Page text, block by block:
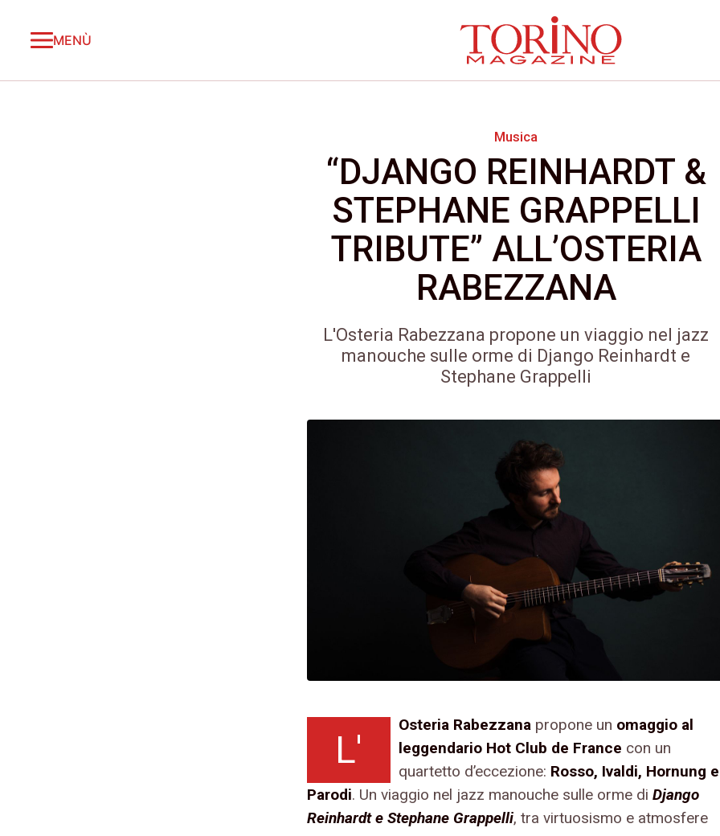
MENÙ
Musica
“DJANGO REINHARDT &
STEPHANE GRAPPELLI
TRIBUTE” ALL’OSTERIA
RABEZZANA
L'Osteria Rabezzana propone un viaggio nel jazz
manouche sulle orme di Django Reinhardt e
Stephane Grappelli
L'
Osteria Rabezzana propone un omaggio al
leggendario Hot Club de France con un
quartetto d’eccezione: Rosso, Ivaldi, Hornung e
Parodi. Un viaggio nel jazz manouche sulle orme di Django
Reinhardt e Stephane Grappelli, tra virtuosismo e atmosfere